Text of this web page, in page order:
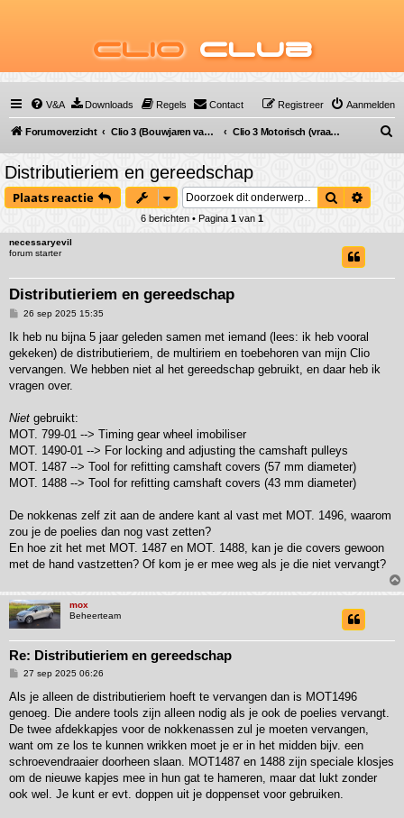
Clio Club
V&A Downloads Regels Contact Aanmelden
Registreer
Forumoverzicht Clio 3 (Bouwjaren van 2005 tot 2012) Clio 3 Motorisch (vraag & antwoord)
o
Distributieriem en gereedschap
Plaats reactie Zoek
6 berichten • Pagina 1 van 1
necessaryevil
forum starter
Distributieriem en gereedschap
B
c
h
26 sep 2025 15:35
Ik heb nu bijna 5 jaar geleden samen met iemand (lees: ik heb vooral
gekeken) de distributieriem, de multiriem en toebehoren van mijn Clio
vervangen. We hebben niet al het gereedschap gebruikt, en daar heb ik
vragen over.
Niet gebruikt:
MOT. 799-01 --> Timing gear wheel imobiliser
MOT. 1490-01 --> For locking and adjusting the camshaft pulleys
MOT. 1487 --> Tool for refitting camshaft covers (57 mm diameter)
MOT. 1488 --> Tool for refitting camshaft covers (43 mm diameter)
De nokkenas zelf zit aan de andere kant al vast met MOT. 1496, waarom
zou je de poelies dan nog vast zetten?
En hoe zit het met MOT. 1487 en MOT. 1488, kan je die covers gewoon
met de hand vastzetten? Of kom je er mee weg als je die niet vervangt?
mox
Beheerteam
Re: Distributieriem en gereedschap
B
r
c
h
27 sep 2025 06:26
Als je alleen de distributieriem hoeft te vervangen dan is MOT1496
genoeg. Die andere tools zijn alleen nodig als je ook de poelies vervangt.
De twee afdekkapjes voor de nokkenassen zul je moeten vervangen,
want om ze los te kunnen wrikken moet je er in het midden bijv. een
schroevendraaier doorheen slaan. MOT1487 en 1488 zijn speciale klosjes
om de nieuwe kapjes mee in hun gat te hameren, maar dat lukt zonder
ook wel. Je kunt er evt. doppen uit je doppenset voor gebruiken.